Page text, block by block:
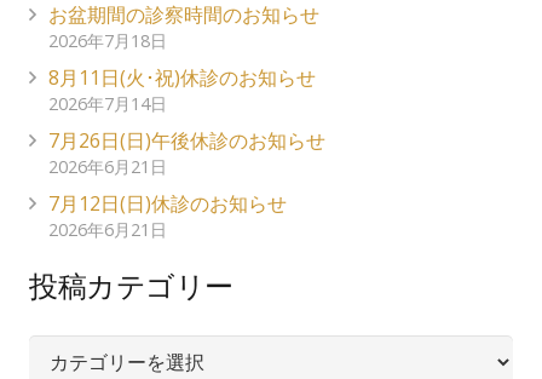
お盆期間の診察時間のお知らせ
2026年7月18日
8月11日(火･祝)休診のお知らせ
2026年7月14日
7月26日(日)午後休診のお知らせ
2026年6月21日
7月12日(日)休診のお知らせ
2026年6月21日
投稿カテゴリー